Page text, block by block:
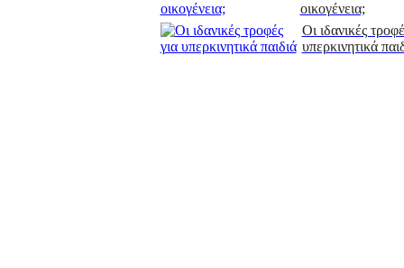
οικογένεια;
Οι ιδανικές
υπερκινητικά